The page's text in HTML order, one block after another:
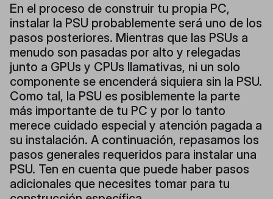
En el proceso de construir tu propia PC,
instalar la PSU probablemente será uno de los
pasos posteriores. Mientras que las PSUs a
menudo son pasadas por alto y relegadas
junto a GPUs y CPUs llamativas, ni un solo
componente se encenderá siquiera sin la PSU.
Como tal, la PSU es posiblemente la parte
más importante de tu PC y por lo tanto
merece cuidado especial y atención pagada a
su instalación. A continuación, repasamos los
pasos generales requeridos para instalar una
PSU. Ten en cuenta que puede haber pasos
adicionales que necesites tomar para tu